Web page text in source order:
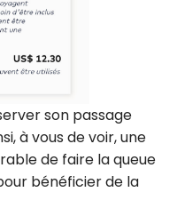
son passage
à vous de voir, une
de faire la queue
bénéficier de la